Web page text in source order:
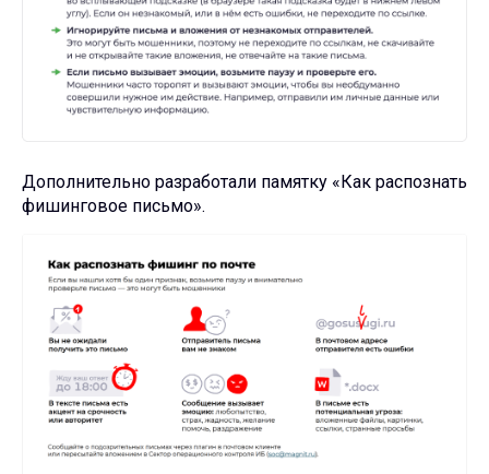
Дополнительно разработали памятку «Как распознать
фишинговое письмо».